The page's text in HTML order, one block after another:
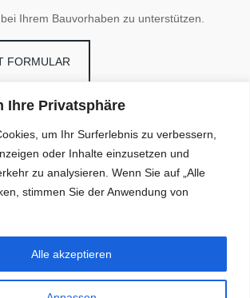
Ihre Privatsphäre
um Ihr Surferlebnis zu verbessern,
oder Inhalte einzusetzen und
zu analysieren. Wenn Sie auf „Alle
stimmen Sie der Anwendung von
Alle akzeptieren
Ihrem Bauvorhaben zu unterstützen.
FORMULAR